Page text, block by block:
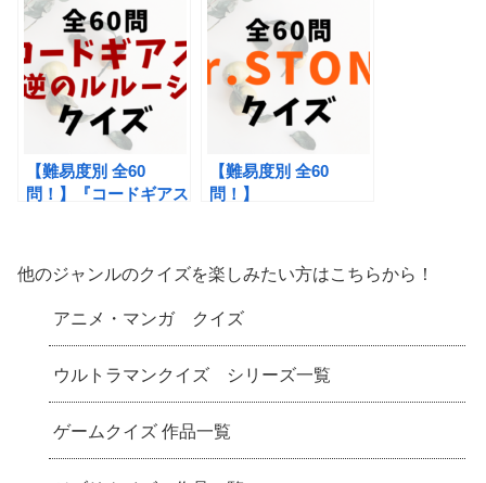
イズ -リボーンクイズ-
【難易度別 全60
問！】『コードギアス
【難易度別 全60
問！】
ズ・検定
他のジャンルのクイズを楽しみたい方はこちらから！
アニメ・マンガ クイズ
ウルトラマンクイズ シリーズ一覧
ゲームクイズ 作品一覧